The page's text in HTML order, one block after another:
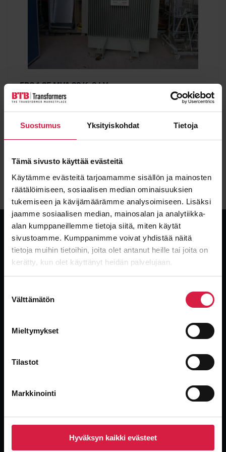
Suostumus Yksityiskohdat Tietoja
Tämä sivusto käyttää evästeitä
Käytämme evästeitä tarjoamamme sisällön ja mainosten
räätälöimiseen, sosiaalisen median ominaisuuksien
tukemiseen ja kävijämäärämme analysoimiseen. Lisäksi
jaamme sosiaalisen median, mainosalan ja analytiikka-
alan kumppaneillemme tietoja siitä, miten käytät
sivustoamme. Kumppanimme voivat yhdistää näitä
tietoja muihin tietoihin, joita olet antanut heille tai joita on
kerätty, kun olet käyttänyt heidän palvelujaan.
valinta
Välttämätön
Mieltymykset
Tilastot
Markkinointi
Hyväksyn kaikki evästeet
EBG 1,25 MVA 22/6,3 kV
Power
1250 kVA
22000 / 630 kV
Used
Oil
Global, independent transformer supplier. New, used and surplus
transformers with the industry’s fastest delivery.
Power Transformers
Used Units